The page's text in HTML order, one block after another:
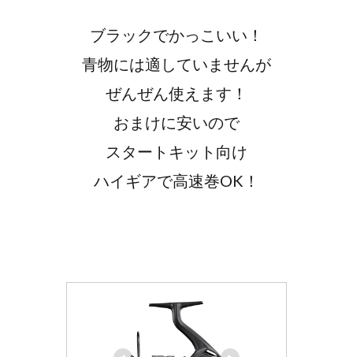
ブラックでかっこいい！
青物には適していませんが
ぜんぜん使えます！
おまけに安いので
スタートキット向け
ハイギアで高速巻OK！